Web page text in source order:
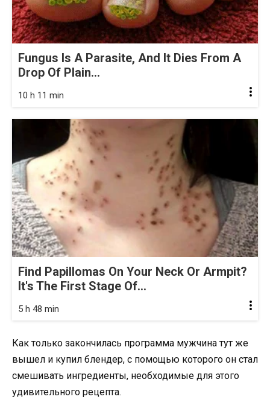
Fungus Is A Parasite, And It Dies From A
Drop Of Plain...
10 h 11 min
Find Papillomas On Your Neck Or Armpit?
It's The First Stage Of...
5 h 48 min
Как только закончилась программа мужчина тут же
вышел и купил блендер, с помощью которого он стал
смешивать ингредиенты, необходимые для этого
удивительного рецепта.